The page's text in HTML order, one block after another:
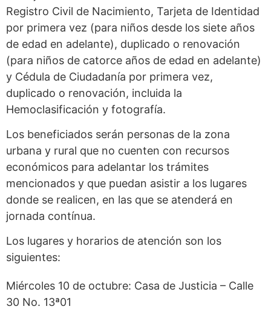
Registro Civil de Nacimiento, Tarjeta de Identidad
por primera vez (para niños desde los siete años
de edad en adelante), duplicado o renovación
(para niños de catorce años de edad en adelante)
y Cédula de Ciudadanía por primera vez,
duplicado o renovación, incluida la
Hemoclasificación y fotografía.
Los beneficiados serán personas de la zona
urbana y rural que no cuenten con recursos
económicos para adelantar los trámites
mencionados y que puedan asistir a los lugares
donde se realicen, en las que se atenderá en
jornada contínua.
Los lugares y horarios de atención son los
siguientes:
Miércoles 10 de octubre: Casa de Justicia – Calle
30 No. 13ª01